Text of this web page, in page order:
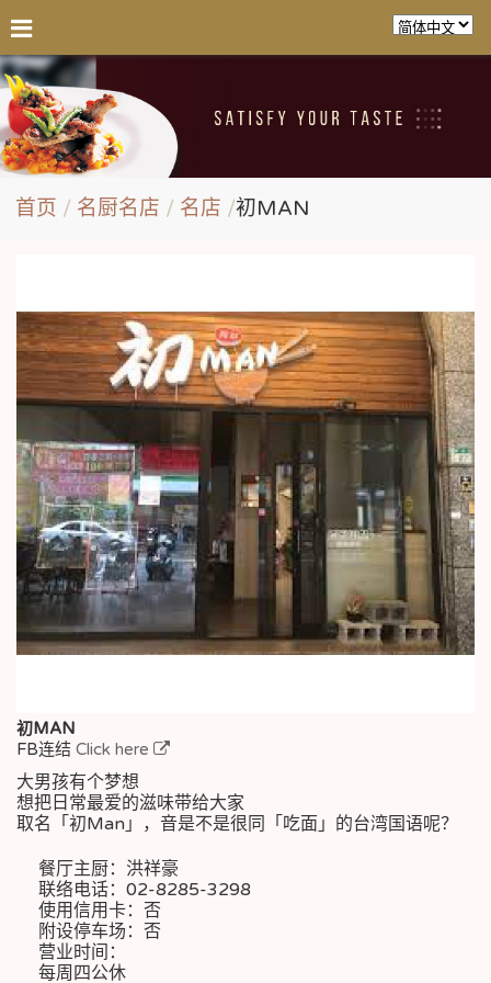
首页 名厨名店 名店 初MAN
初MAN
FB连结 Click here
大男孩有个梦想
想把日常最爱的滋味带给大家
取名「初Man」，音是不是很同「吃面」的台湾国语呢？
餐厅主厨：洪祥豪
联络电话：02-8285-3298
使用信用卡：否
附设停车场：否
营业时间：
每周四公休